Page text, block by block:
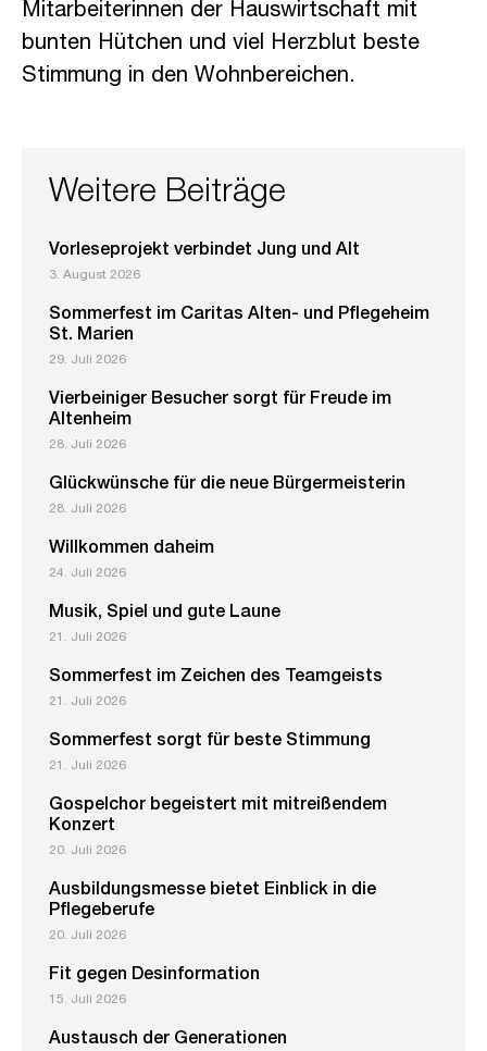
Mitarbeiterinnen der Hauswirtschaft mit
bunten Hütchen und viel Herzblut beste
Stimmung in den Wohnbereichen.
Weitere Beiträge
Vorleseprojekt verbindet Jung und Alt
3. August 2026
Sommerfest im Caritas Alten- und Pflegeheim
St. Marien
29. Juli 2026
Vierbeiniger Besucher sorgt für Freude im
Altenheim
28. Juli 2026
Glückwünsche für die neue Bürgermeisterin
28. Juli 2026
Willkommen daheim
24. Juli 2026
Musik, Spiel und gute Laune
21. Juli 2026
Sommerfest im Zeichen des Teamgeists
21. Juli 2026
Sommerfest sorgt für beste Stimmung
21. Juli 2026
Gospelchor begeistert mit mitreißendem
Konzert
20. Juli 2026
Ausbildungsmesse bietet Einblick in die
Pflegeberufe
20. Juli 2026
Fit gegen Desinformation
15. Juli 2026
Austausch der Generationen